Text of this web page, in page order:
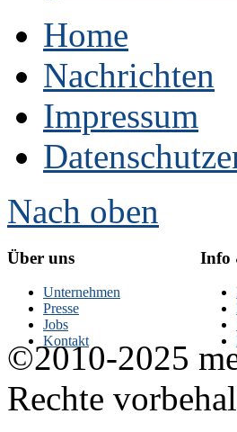
Home
Nachrichten
Impressum
Nach oben
Über uns
Unternehmen
Presse
Jobs
Kontakt
Info
©2010-2025
Rechte